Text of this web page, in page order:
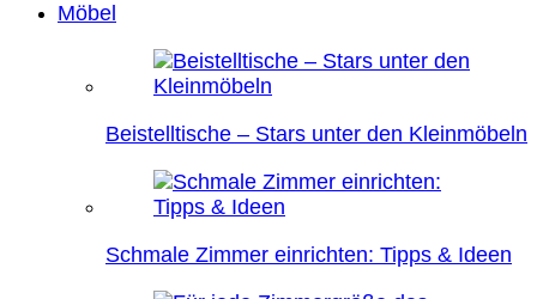
Möbel
Beistelltische – Stars unter den Kleinmöbeln
Schmale Zimmer einrichten: Tipps & Ideen